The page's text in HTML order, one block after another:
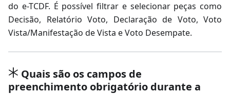
do e-TCDF. É possível filtrar e selecionar peças como
Decisão, Relatório Voto, Declaração de Voto, Voto
Vista/Manifestação de Vista e Voto Desempate.
Quais são os campos de
preenchimento obrigatório durante a